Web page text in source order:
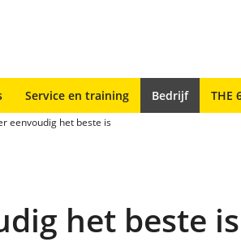
Service en training Bedrijf THE
eenvoudig het beste is
het beste is